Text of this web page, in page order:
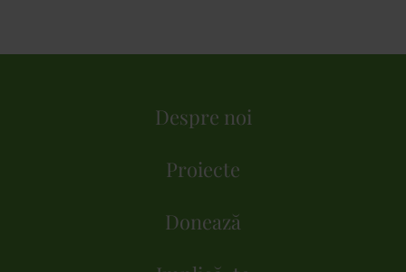
Despre noi
Proiecte
Donează